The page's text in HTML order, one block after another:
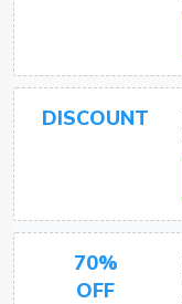
DISCOUNT
70%
OFF